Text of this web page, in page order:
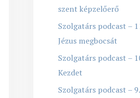
szent képzelőerő
Szolgatárs podcast –
Jézus megbocsát
Szolgatárs podcast –
Kezdet
Szolgatárs podcast –